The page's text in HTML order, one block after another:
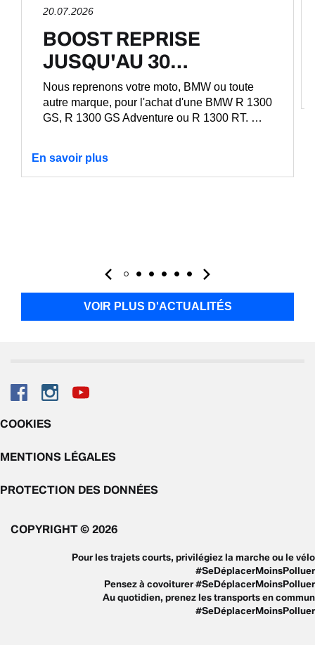
20.07.2026
BOOST REPRISE
JUSQU'AU 30…
Nous reprenons votre moto, BMW ou toute
autre marque, pour l'achat d'une BMW R 1300
GS, R 1300 GS Adventure ou R 1300 RT. …
En savoir plus
VOIR PLUS D'ACTUALITÉS
COOKIES
MENTIONS LÉGALES
PROTECTION DES DONNÉES
COPYRIGHT © 2026
Pour les trajets courts, privilégiez la marche ou le vélo
#SeDéplacerMoinsPolluer
Pensez à covoiturer #SeDéplacerMoinsPolluer
Au quotidien, prenez les transports en commun
#SeDéplacerMoinsPolluer